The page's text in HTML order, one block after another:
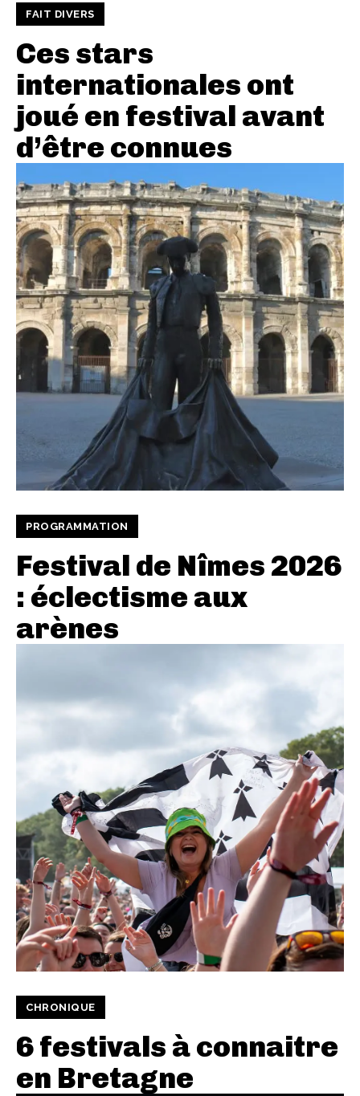
FAIT DIVERS
Ces stars
internationales ont
joué en festival avant
d’être connues
PROGRAMMATION
Festival de Nîmes 2026
: éclectisme aux
arènes
CHRONIQUE
6 festivals à connaitre
en Bretagne